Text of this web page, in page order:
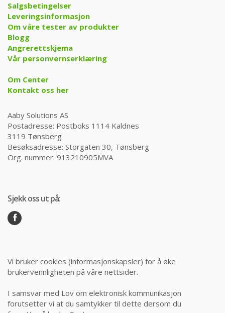
Salgsbetingelser
Leveringsinformasjon
Om våre tester av produkter
Blogg
Angrerettskjema
Vår personvernserklæring
Om Center
Kontakt oss her
Aaby Solutions AS
Postadresse: Postboks 1114 Kaldnes
3119 Tønsberg
Besøksadresse: Storgaten 30, Tønsberg
Org. nummer: 913210905MVA
Sjekk oss ut på:
Vi bruker cookies (informasjonskapsler) for å øke
brukervennligheten på våre nettsider.
I samsvar med Lov om elektronisk kommunikasjon
forutsetter vi at du samtykker til dette dersom du